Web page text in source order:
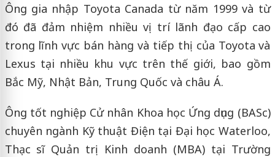
Ông gia nhập Toyota Canada từ năm 1999 và từ
đó đã đảm nhiệm nhiều vị trí lãnh đạo cấp cao
trong lĩnh vực bán hàng và tiếp thị của Toyota và
Lexus tại nhiều khu vực trên thế giới, bao gồm
Bắc Mỹ, Nhật Bản, Trung Quốc và châu Á.
Ông tốt nghiệp Cử nhân Khoa học Ứng dụng (BASc)
chuyên ngành Kỹ thuật Điện tại Đại học Waterloo,
Thạc sĩ Quản trị Kinh doanh (MBA) tại Trường